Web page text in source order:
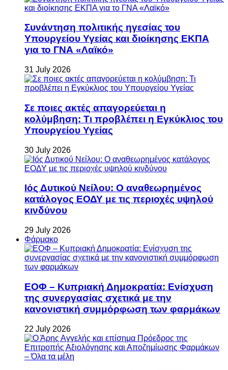
Συνάντηση πολιτικής ηγεσίας του
Υπουργείου Υγείας και διοίκησης ΕΚΠΑ
για το ΓΝΑ «Λαϊκό»
31 July 2026
Σε ποιες ακτές απαγορεύεται η
κολύμβηση: Τι προβλέπει η Εγκύκλιος του
Υπουργείου Υγείας
30 July 2026
Ιός Δυτικού Νείλου: Ο αναθεωρημένος
κατάλογος ΕΟΔΥ με τις περιοχές υψηλού
κινδύνου
29 July 2026
Φάρμακο
ΕΟΦ – Κυπριακή Δημοκρατία: Ενίσχυση
της συνεργασίας σχετικά με την
κανονιστική συμμόρφωση των φαρμάκων
22 July 2026